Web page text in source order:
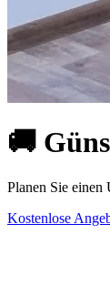
🚚
Planen Sie
Kostenlose